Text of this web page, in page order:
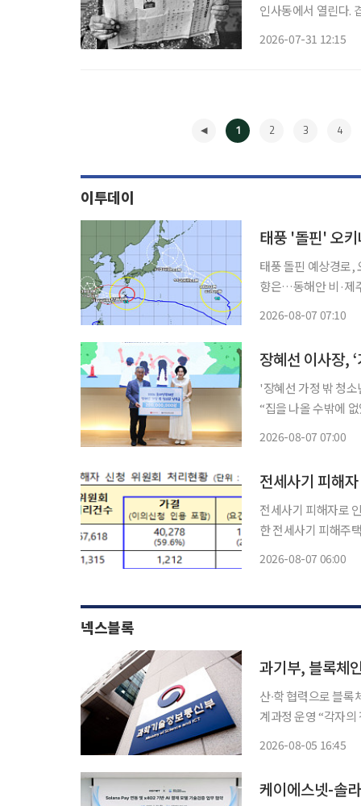
인사동에서 열린다.
2026-07-31 12:15
1 2 3 4
이투데이
태풍 '돌핀' 오
태풍 돌핀 예상경로,
향은…동해안 비·제
2026-08-07 07:10
'장혜선 가정 밖 청
“집을 나올 수밖에
2026-08-07 07:00
전세사기 피해
전세사기 피해자로
한 전세사기 피해주택도 1만 가구를 돌
2026-08-07 06:00
넥스블록
과기부, 블록체
산∙학 협력으로 블
계과정 운영 “각자의 전문성
2026-08-05 16:45
케이에스넷-솔